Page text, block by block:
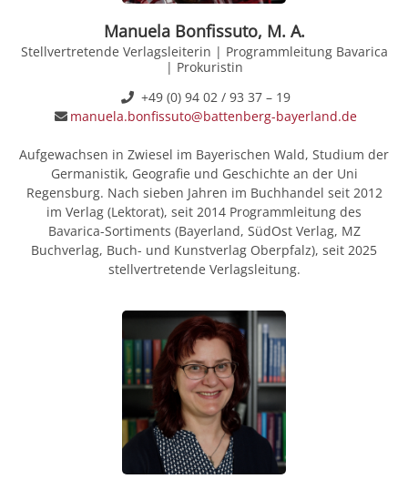
Manuela Bonfissuto, M. A.
Stellvertretende Verlagsleiterin | Programmleitung Bavarica
| Prokuristin
+49 (0) 94 02 / 93 37 – 19
manuela.bonfissuto@battenberg-bayerland.de
Aufgewachsen in Zwiesel im Bayerischen Wald, Studium der
Germanistik, Geografie und Geschichte an der Uni
Regensburg. Nach sieben Jahren im Buchhandel seit 2012
im Verlag (Lektorat), seit 2014 Programmleitung des
Bavarica-Sortiments (Bayerland, SüdOst Verlag, MZ
Buchverlag, Buch- und Kunstverlag Oberpfalz), seit 2025
stellvertretende Verlagsleitung.